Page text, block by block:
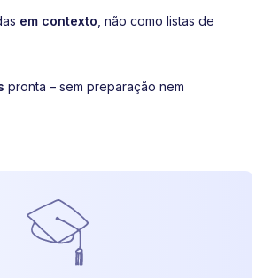
em contexto , não como listas de
pronta – sem preparação nem